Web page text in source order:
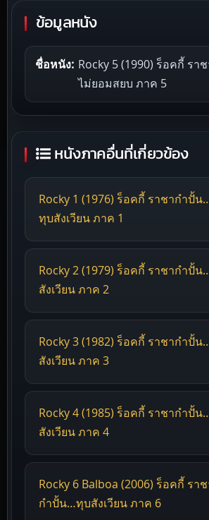
ข้อมูลหนัง
ชื่อหนัง: Rocky 5 (1990) ร็อคกี้ รา
ไม่ยอมสยบ ภาค 5
หนังภาคอื่นที่เกี่ยวข้อง
Rocky 1 (1976) ร็อคกี้ ราชากำปั้น
ทุบสังเวียน ภาค 1
Rocky 2 (1979) ร็อคกี้ ราชากำปั้น
สังเวียน ภาค 2
Rocky 3 (1982) ร็อคกี้ ราชากำปั้น
สังเวียน ภาค 3
Rocky 4 (1985) ร็อคกี้ ราชากำปั้น
สังเวียน ภาค 4
Rocky 6 Balboa (2006) ร็อคกี้ รา
กำปั้น…ทุบสังเวียน ภาค 6